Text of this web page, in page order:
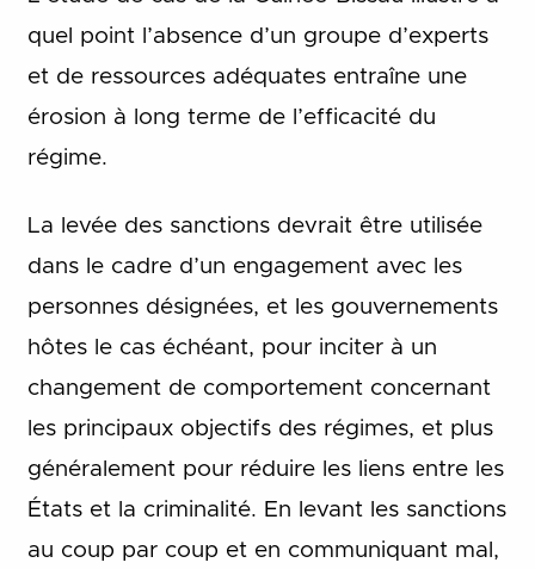
quel point l’absence d’un groupe d’experts
et de ressources adéquates entraîne une
érosion à long terme de l’efficacité du
régime.
La levée des sanctions devrait être utilisée
dans le cadre d’un engagement avec les
personnes désignées, et les gouvernements
hôtes le cas échéant, pour inciter à un
changement de comportement concernant
les principaux objectifs des régimes, et plus
généralement pour réduire les liens entre les
États et la criminalité. En levant les sanctions
au coup par coup et en communiquant mal,